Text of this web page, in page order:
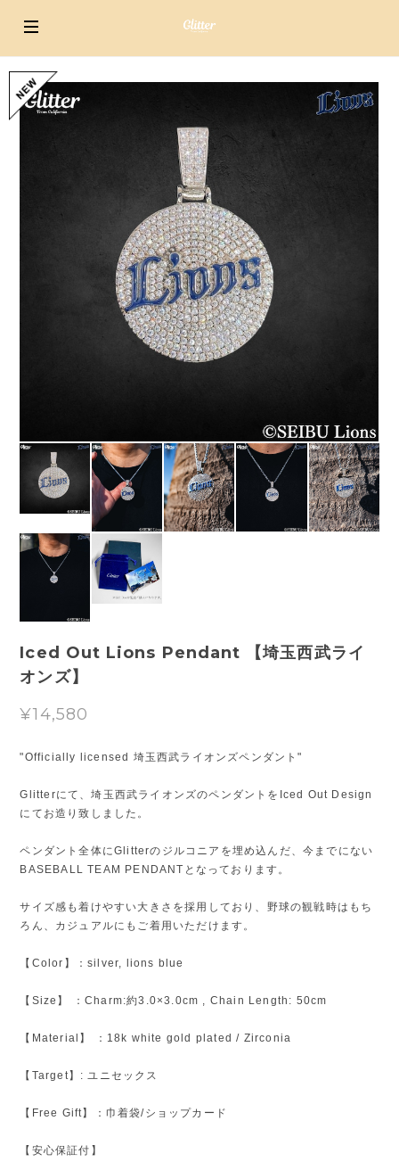
Iced Out Lions Pendant 【埼玉西武ライ
オンズ】
¥14,580
"Officially licensed 埼玉西武ライオンズペンダント"
Glitterにて、埼玉西武ライオンズのペンダントをIced Out Design
にてお造り致しました。
ペンダント全体にGlitterのジルコニアを埋め込んだ、今までにない
BASEBALL TEAM PENDANTとなっております。
サイズ感も着けやすい大きさを採用しており、野球の観戦時はもち
ろん、カジュアルにもご着用いただけます。
【Color】：silver, lions blue
【Size】 ：Charm:約3.0×3.0cm , Chain Length: 50cm
【Material】 ：18k white gold plated / Zirconia
【Target】: ユニセックス
【Free Gift】：巾着袋/ショップカード
【安心保証付】